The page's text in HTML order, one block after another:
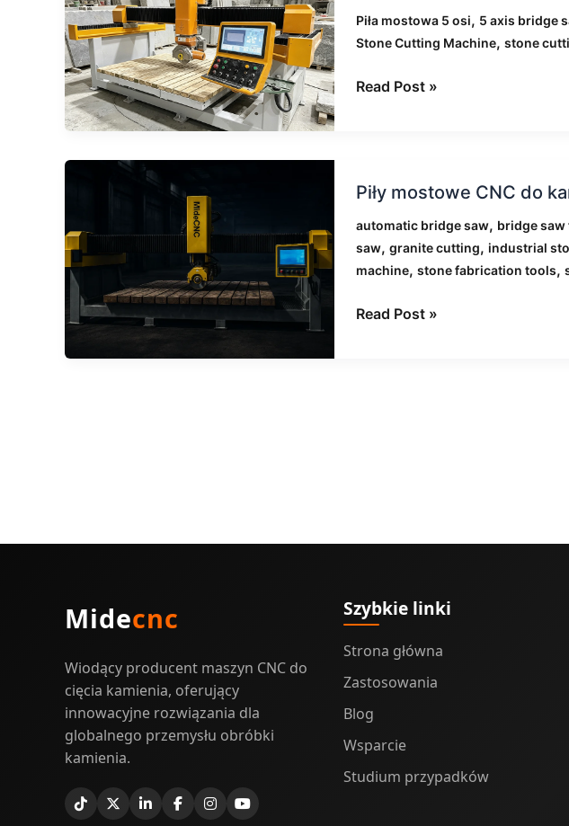
Piła mostowa 5 osi, 5 axis bridge
Stone Cutting Machine, stone
na
Read Post »
Piły mostowe CNC do
automatic bridge saw, bridge
saw, granite cutting, industrial
machine, stone fabrication tools,
mostowe
kamienia:
jakich
Read Post »
Midecnc
Wiodący producent maszyn CNC do
cięcia kamienia, oferujący
innowacyjne rozwiązania dla
globalnego przemysłu obróbki
kamienia.
Szybkie linki
Strona główna
Zastosowania
Blog
Wsparcie
Studium przypadków